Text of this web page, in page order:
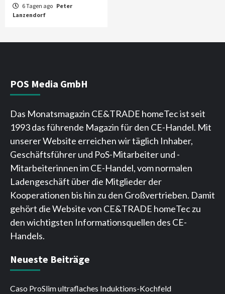
6 Tagen ago Peter
Lanzendorf
POS Media GmbH
Das Monatsmagazin CE&TRADE homeTec ist seit
1993 das führende Magazin für den CE-Handel. Mit
unserer Website erreichen wir täglich Inhaber,
Geschäftsführer und PoS-Mitarbeiter und -
Mitarbeiterinnen im CE-Handel, vom normalen
Ladengeschäft über die Mitglieder der
Kooperationen bis hin zu den Großvertrieben. Damit
gehört die Website von CE&TRADE homeTec zu
den wichtigsten Informationsquellen des CE-
Handels.
Neueste Beiträge
Caso ProSlim ultraflaches Induktions-Kochfeld